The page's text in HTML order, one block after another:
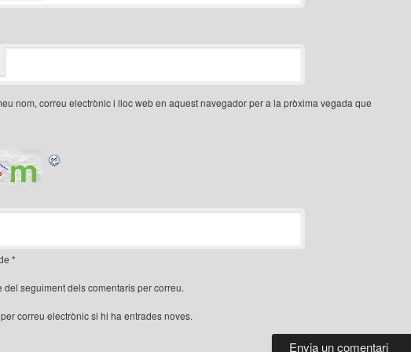
nom, correu electrònic i lloc web en aquest navegador per a la pròxima vegada que
*
del seguiment dels comentaris per correu.
correu electrònic si hi ha entrades noves.